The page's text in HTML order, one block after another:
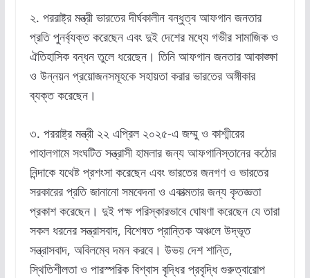
২. পররাষ্ট্র মন্ত্রী ভারতের দীর্ঘকালীন বন্ধুত্ব আফগান জনতার
প্রতি পুনর্ব্যক্ত করেছেন এবং দুই দেশের মধ্যে গভীর সামাজিক ও
ঐতিহাসিক বন্ধন তুলে ধরেছেন। তিনি আফগান জনতার আকাঙ্ক্ষা
ও উন্নয়ন প্রয়োজনসমূহকে সহায়তা করার ভারতের অঙ্গীকার
ব্যক্ত করেছেন।
৩. পররাষ্ট্র মন্ত্রী ২২ এপ্রিল ২০২৫-এ জম্মু ও কাশ্মীরের
পাহালগামে সংঘটিত সন্ত্রাসী হামলার জন্য আফগানিস্তানের কঠোর
নিন্দাকে যথেষ্ট প্রশংসা করেছেন এবং ভারতের জনগণ ও ভারতের
সরকারের প্রতি জানানো সমবেদনা ও একাত্মতার জন্য কৃতজ্ঞতা
প্রকাশ করেছেন। দুই পক্ষ পরিস্কারভাবে ঘোষণা করেছেন যে তারা
সকল ধরনের সন্ত্রাসবাদ, বিশেষত প্রান্তিক অঞ্চলে উদ্ভূত
সন্ত্রাসবাদ, অবিলম্বে দমন করবে। উভয় দেশ শান্তি,
স্থিতিশীলতা ও পারস্পরিক বিশ্বাস বৃদ্ধির প্রবৃদ্ধি গুরুত্বারোপ